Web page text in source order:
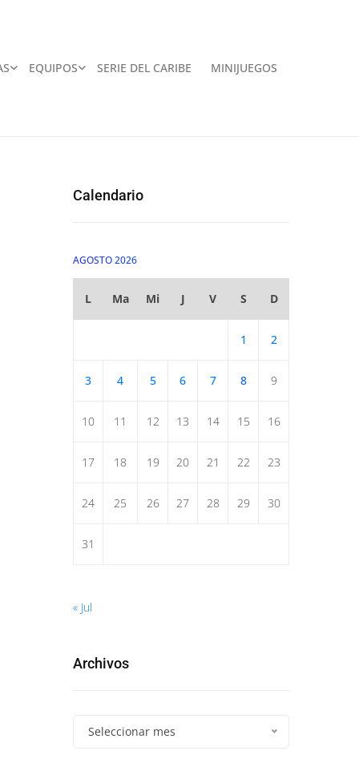
EQUIPOS SERIE DEL CARIBE MINIJUEGOS
Calendario
AGOSTO 2026
L Ma Mi J V S D
1 2
3 4 5 6 7 8 9
10 11 12 13 14 15 16
17 18 19 20 21 22 23
24 25 26 27 28 29 30
31
« Jul
Archivos
Seleccionar mes